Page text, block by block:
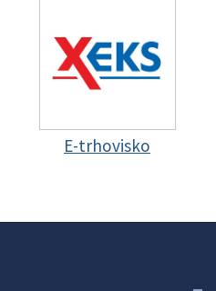
E-trhovisko